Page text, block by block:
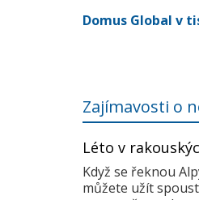
Domus Global v
Zajímavosti o
Léto v
Když se řeknou
můžete užít